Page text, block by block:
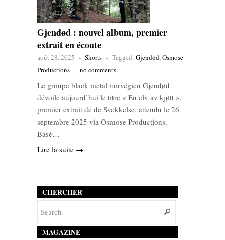
Gjendød : nouvel album, premier
extrait en écoute
août 28, 2025 - Shorts - Tagged: Gjendød,Osmose
Productions - no comments
Le groupe black metal norvégien Gjendød
dévoile aujourd’hui le titre « En elv av kjøtt »,
premier extrait de de Svekkelse, attendu le 26
septembre 2025 via Osmose Productions.
Basé…
Lire la suite →
CHERCHER
MAGAZINE